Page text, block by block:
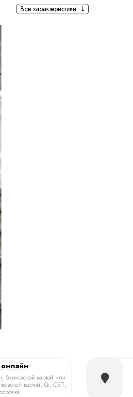
Все характеристики
банковской картой или
картой, Qr, СБП,